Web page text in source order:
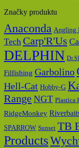
Značky produktu
Anaconda Angling
Tech Carp'R'Us
DELPHIN
Filfishing Garbolino
Hell-Cat Hobby-G
Range NGT Plastica
RidgeMonkey
SPARROW Sunset TB
Products